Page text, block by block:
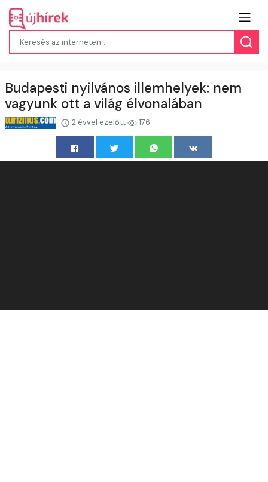
Budapesti nyilvános illemhelyek: nem
vagyunk ott a világ élvonalában
2 évvel ezelőtt 176